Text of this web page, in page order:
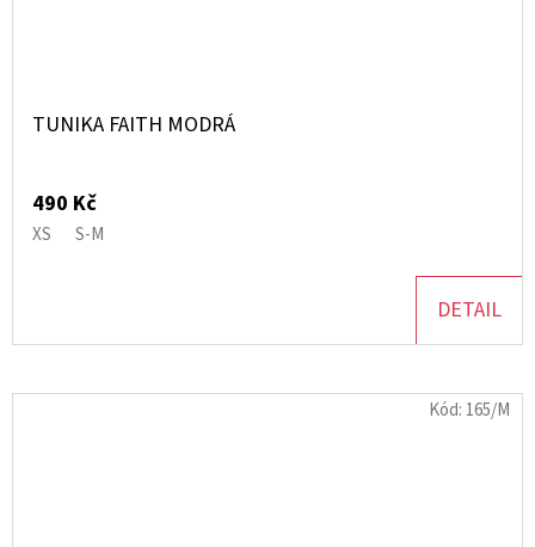
TUNIKA FAITH MODRÁ
490 Kč
XS S-M
DETAIL
Kód: 165/M